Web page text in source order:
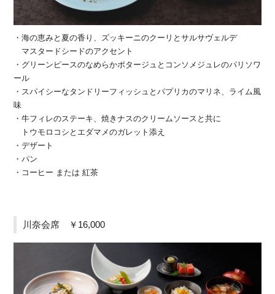
・海の恵みと夏の香り、ズッキーニのクーリとサルサヴェルデ
マスタードシードのアクセント
・グリーンピースのなめらかポタージュとコンソメジュレのパリソワ
ール
・スパイシーなタンドリーフィッシュとパプリカのマリネ、ライム風
味
・牛フィレのステーキ、焼きナスのクリームソースと共に
トウモロコシとエダマメのガレット添え
・デザート
・パン
・コーヒー または 紅茶
川奈会席 ￥16,000